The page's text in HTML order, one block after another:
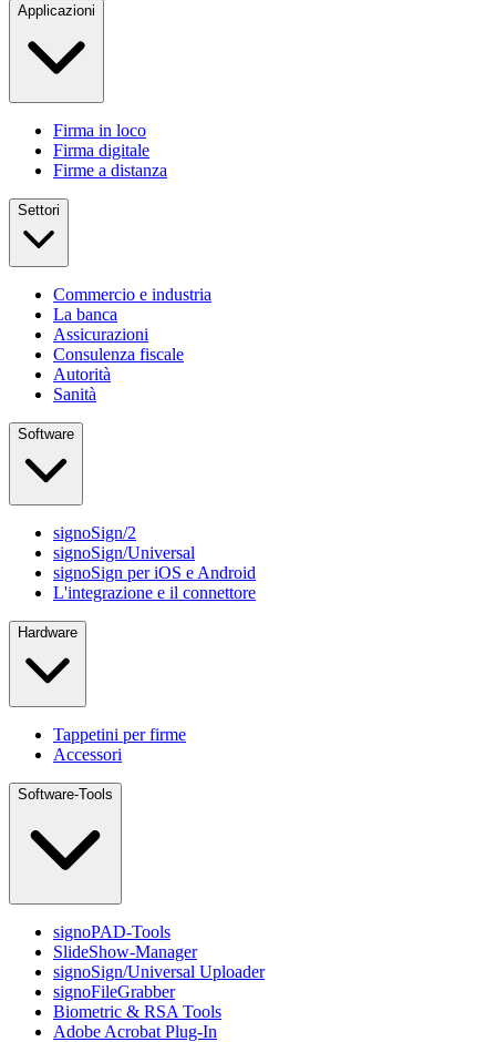
Applicazioni
Firma in loco
Firma digitale
Firme a distanza
Settori
Commercio e industria
La banca
Assicurazioni
Consulenza fiscale
Autorità
Sanità
Software
signoSign/2
signoSign/Universal
signoSign per iOS e Android
L'integrazione e il connettore
Hardware
Tappetini per firme
Accessori
Software-Tools
signoPAD-Tools
SlideShow-Manager
signoSign/Universal Uploader
signoFileGrabber
Biometric & RSA Tools
Adobe Acrobat Plug-In